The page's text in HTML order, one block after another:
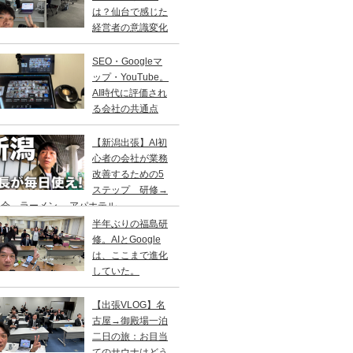
は？仙台で感じた
経営者の意識変化
SEO・Googleマ
ップ・YouTube。
AI時代に評価され
る会社の共通点
【新潟出張】AI初
心者の会社が業務
改善するための5
ステップ 研修→
会→ラーメン→ アパホテル
半年ぶりの福島研
修。AIとGoogle
は、ここまで進化
していた。
【出張VLOG】名
古屋→御殿場一泊
二日の旅：お目当